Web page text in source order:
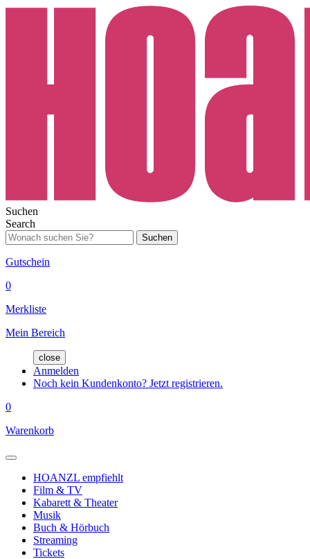
Suchen
Search
Suchen
Gutschein
0
Merkliste
Mein Bereich
close
Anmelden
Noch kein Kundenkonto? Jetzt registrieren.
0
Warenkorb
HOANZL empfiehlt
Film & TV
Kabarett & Theater
Musik
Buch & Hörbuch
Streaming
Tickets